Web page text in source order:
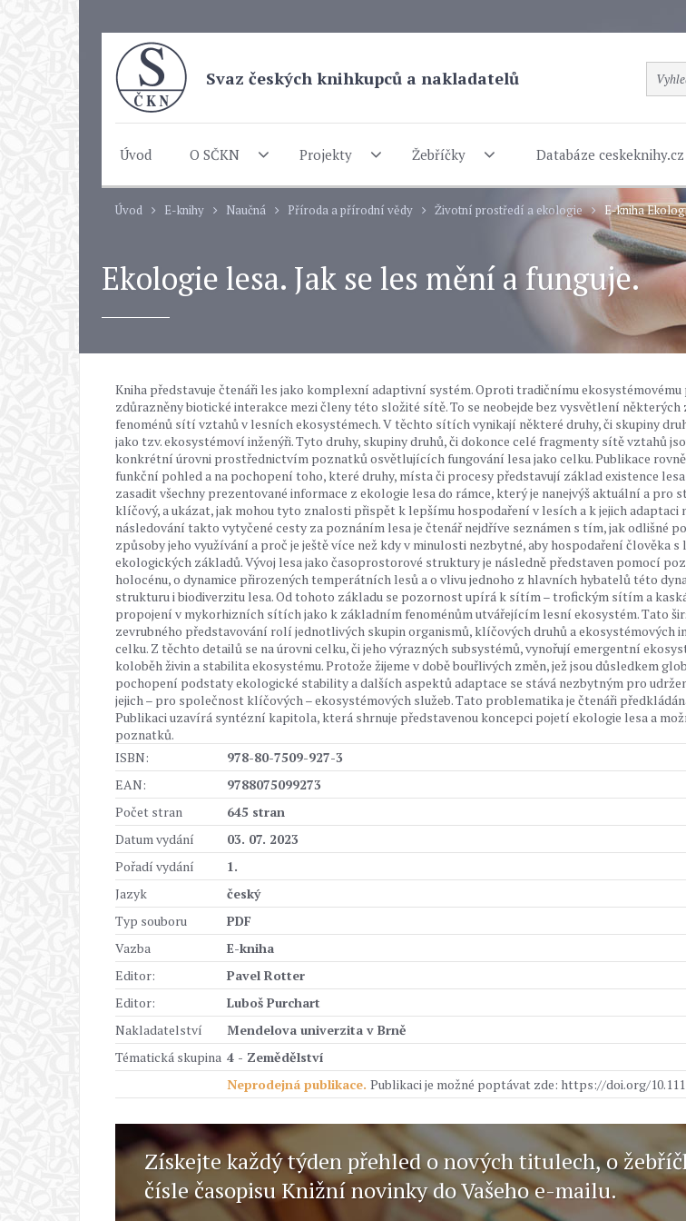
Svaz českých knihkupců a nakladatelů
Úvod O SČKN Projekty Žebříčky Databáze ceskeknihy.cz
Úvod E-knihy Naučná Příroda a přírodní vědy Životní prostředí a ekologie E-kniha
Ekologie lesa. Jak se les mění a funguje.
Kniha představuje čtenáři les jako komplexní adaptivní systém. Oproti tradičnímu ekosystémovému
zdůrazněny biotické interakce mezi členy této složité sítě. To se neobejde bez vysvětlení
fenoménů sítí vztahů v lesních ekosystémech. V těchto sítích vynikají některé druhy, či skupiny
jako tzv. ekosystémoví inženýři. Tyto druhy, skupiny druhů, či dokonce celé fragmenty sítě vztahů
konkrétní úrovni prostřednictvím poznatků osvětlujících fungování lesa jako celku. Publikace
funkční pohled a na pochopení toho, které druhy, místa či procesy představují základ existence
zasadit všechny prezentované informace z ekologie lesa do rámce, který je nanejvýš aktuální a
klíčový, a ukázat, jak mohou tyto znalosti přispět k lepšímu hospodaření v lesích a k jejich adaptaci
následování takto vytyčené cesty za poznáním lesa je čtenář nejdříve seznámen s tím, jak odlišné
způsoby jeho využívání a proč je ještě více než kdy v minulosti nezbytné, aby hospodaření člověka s
ekologických základů. Vývoj lesa jako časoprostorové struktury je následně představen pomocí
holocénu, o dynamice přirozených temperátních lesů a o vlivu jednoho z hlavních hybatelů této
strukturu i biodiverzitu lesa. Od tohoto základu se pozornost upírá k sítím – trofickým sítím a
propojení v mykorhizních sítích jako k základním fenoménům utvářejícím lesní ekosystém. Tato
zevrubného představování rolí jednotlivých skupin organismů, klíčových druhů a ekosystémových
celku. Z těchto detailů se na úrovni celku, či jeho výrazných subsystémů, vynořují emergentní
koloběh živin a stabilita ekosystému. Protože žijeme v době bouřlivých změn, jež jsou důsledkem
pochopení podstaty ekologické stability a dalších aspektů adaptace se stává nezbytným pro
jejich – pro společnost klíčových – ekosystémových služeb. Tato problematika je čtenáři
Publikaci uzavírá syntézní kapitola, která shrnuje představenou koncepci pojetí ekologie lesa a
poznatků.
ISBN:
978-80-7509-927-3
EAN:
9788075099273
Počet stran
645 stran
Datum vydání
03. 07. 2023
Pořadí vydání
1.
Jazyk
český
Typ souboru
PDF
Vazba
E-kniha
Editor:
Pavel Rotter
Editor:
Luboš Purchart
Nakladatelství
Mendelova univerzita v Brně
Tématická skupina 4 - Zemědělství
Neprodejná publikace. Publikaci je možné poptávat zde: https://doi.org/
Získejte každý týden přehled o nových titulech, o
čísle časopisu Knižní novinky do Vašeho e-mailu.